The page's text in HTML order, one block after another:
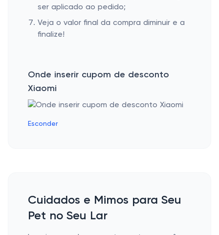
ser aplicado ao pedido;
Veja o valor final da compra diminuir e a
finalize!
Onde inserir cupom de desconto
Xiaomi
Esconder
Cuidados e Mimos para Seu
Pet no Seu Lar